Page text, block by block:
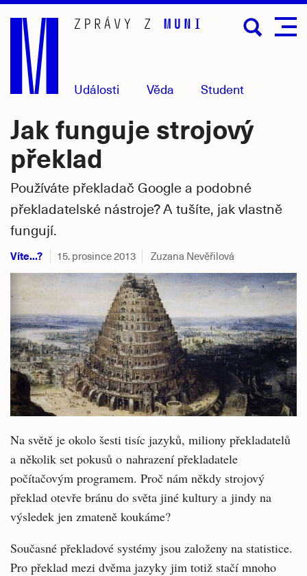
Přejít
hlavní
obsah
Události Věda Student
Jak funguje strojový
překlad
Používáte překladač Google a podobné
překladatelské nástroje? A tušíte, jak vlastně
fungují.
Víte...? 15. prosince 2013 Zuzana Nevěřilová
Na světě je okolo šesti tisíc jazyků, miliony překladatelů
a několik set pokusů o nahrazení překladatele
počítačovým programem. Proč nám někdy strojový
překlad otevře bránu do světa jiné kultury a jindy na
výsledek jen zmateně koukáme?
Současné překladové systémy jsou založeny na statistice.
Pro překlad mezi dvěma jazyky jim totiž stačí mnoho